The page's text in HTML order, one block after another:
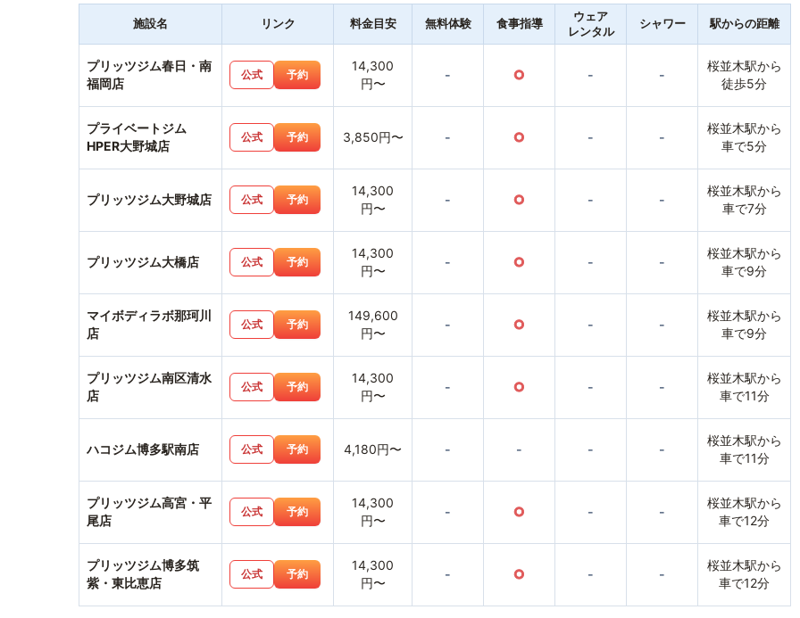
施設名 リンク 料金目安 無料体験 食事指導
ウェア
レンタル
シャワー 駅からの距離
プリッツジム春日・南
福岡店
公式 予約
14,300
円〜
- ○ - -
桜並木駅から
徒歩5分
プライベートジム
HPER大野城店
公式 予約 3,850円〜 - ○ - -
桜並木駅から
車で5分
プリッツジム大野城店 公式 予約
14,300
円〜
- ○ - -
桜並木駅から
車で7分
プリッツジム大橋店 公式 予約
14,300
円〜
- ○ - -
桜並木駅から
車で9分
マイボディラボ那珂川
店
公式 予約
149,600
円〜
- ○ - -
桜並木駅から
車で9分
プリッツジム南区清水
店
公式 予約
14,300
円〜
- ○ - -
桜並木駅から
車で11分
ハコジム博多駅南店 公式 予約 4,180円〜 - - - -
桜並木駅から
車で11分
プリッツジム高宮・平
尾店
公式 予約
14,300
円〜
- ○ - -
桜並木駅から
車で12分
プリッツジム博多筑
紫・東比恵店
公式 予約
14,300
円〜
- ○ - -
桜並木駅から
車で12分